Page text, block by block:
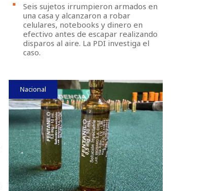
Seis sujetos irrumpieron armados en
una casa y alcanzaron a robar
celulares, notebooks y dinero en
efectivo antes de escapar realizando
disparos al aire. La PDI investiga el
caso.
Nacional